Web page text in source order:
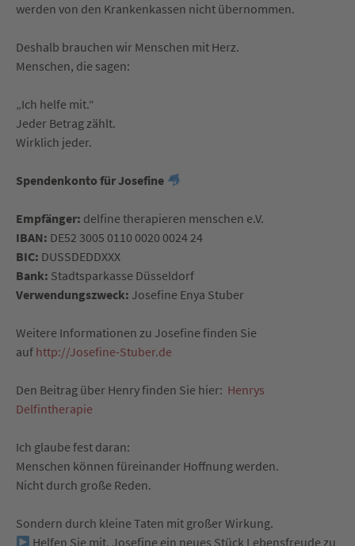
werden von den Krankenkassen nicht übernommen.
Deshalb brauchen wir Menschen mit Herz.
Menschen, die sagen:
„Ich helfe mit.“
Jeder Betrag zählt.
Wirklich jeder.
Spendenkonto für Josefine
Empfänger: delfine therapieren menschen e.V.
IBAN: DE52 3005 0110 0020 0024 24
BIC: DUSSDEDDXXX
Bank: Stadtsparkasse Düsseldorf
Verwendungszweck: Josefine Enya Stuber
Weitere Informationen zu Josefine finden Sie
auf http://Josefine-Stuber.de
Den Beitrag über Henry finden Sie hier: Henrys
Delfintherapie
Ich glaube fest daran:
Menschen können füreinander Hoffnung werden.
Nicht durch große Reden.
Sondern durch kleine Taten mit großer Wirkung.
Helfen Sie mit, Josefine ein neues Stück Lebensfreude zu